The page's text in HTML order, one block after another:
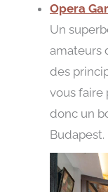
Opera
Un
amateurs
des
vous faire
donc un
Budapest.